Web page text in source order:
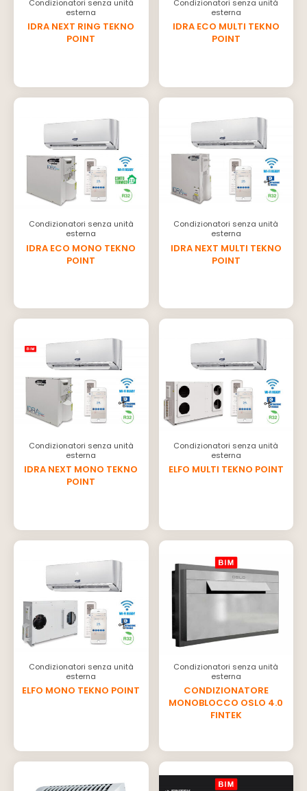
Condizionatori senza unità
esterna
IDRA NEXT RING TEKNO
POINT
Condizionatori senza unità
esterna
IDRA ECO MULTI TEKNO
POINT
Condizionatori senza unità
esterna
IDRA ECO MONO TEKNO
POINT
Condizionatori senza unità
esterna
IDRA NEXT MULTI TEKNO
POINT
Condizionatori senza unità
esterna
IDRA NEXT MONO TEKNO
POINT
Condizionatori senza unità
esterna
ELFO MULTI TEKNO POINT
Condizionatori senza unità
esterna
ELFO MONO TEKNO POINT
Condizionatori senza unità
esterna
CONDIZIONATORE
MONOBLOCCO OSLO 4.0
FINTEK